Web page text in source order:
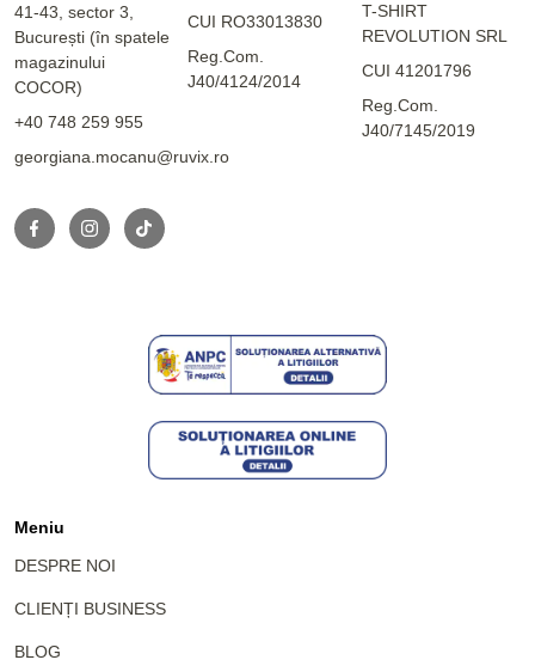
41-43, sector 3,
București (în spatele
magazinului
COCOR)
+40 748 259 955
georgiana.mocanu@ruvix.ro
CUI RO33013830
Reg.Com.
J40/4124/2014
T-SHIRT
REVOLUTION SRL
CUI 41201796
Reg.Com.
J40/7145/2019
Meniu
DESPRE NOI
CLIENȚI BUSINESS
BLOG